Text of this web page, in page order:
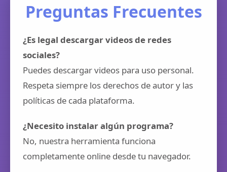
Preguntas Frecuentes
¿Es legal descargar videos de redes
sociales?
Puedes descargar videos para uso personal.
Respeta siempre los derechos de autor y las
políticas de cada plataforma.
¿Necesito instalar algún programa?
No, nuestra herramienta funciona
completamente online desde tu navegador.